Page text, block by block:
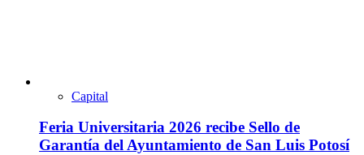
Capital
Feria Universitaria 2026 recibe Sello de
Garantía del Ayuntamiento de San Luis Potosí